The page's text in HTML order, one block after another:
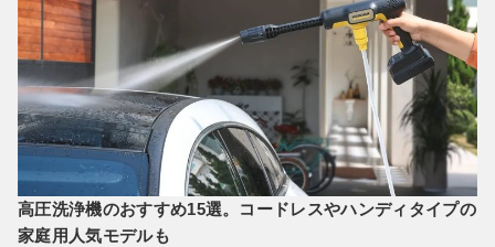
高圧洗浄機のおすすめ15選。コードレスやハンディタイプの
家庭用人気モデルも